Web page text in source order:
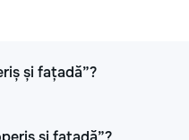
și fațadă”?